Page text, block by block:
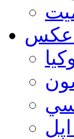
عکس
سي